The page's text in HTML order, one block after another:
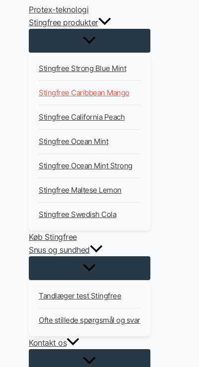
Protex-teknologi
Stingfree produkter
Stingfree Strong Blue Mint
Stingfree Caribbean Mango
Stingfree California Peach
Stingfree Ocean Mint
Stingfree Ocean Mint Strong
Stingfree Maltese Lemon
Stingfree Swedish Cola
Køb Stingfree
Snus og sundhed
Tandlæger test Stingfree
Ofte stillede spørgsmål og svar
Kontakt os